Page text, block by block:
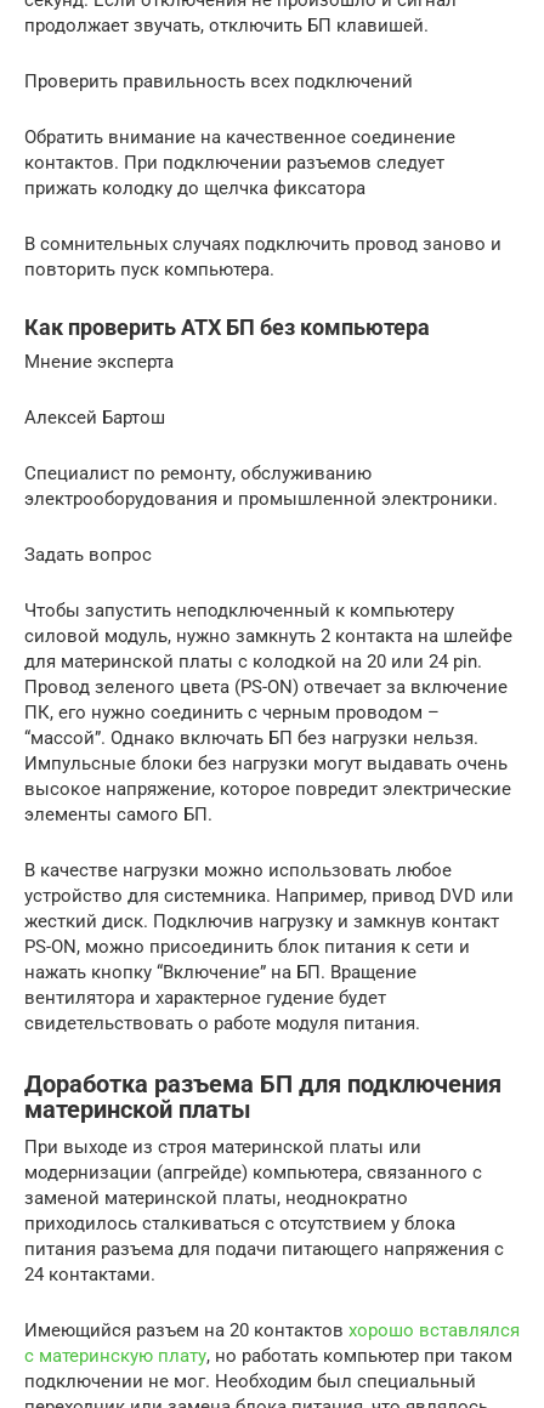
продолжает звучать, отключить БП клавишей.
Проверить правильность всех подключений
Обратить внимание на качественное соединение
контактов. При подключении разъемов следует
прижать колодку до щелчка фиксатора
В сомнительных случаях подключить провод заново и
повторить пуск компьютера.
Как проверить ATX БП без компьютера
Мнение эксперта
Алексей Бартош
Специалист по ремонту, обслуживанию
электрооборудования и промышленной электроники.
Задать вопрос
Чтобы запустить неподключенный к компьютеру
силовой модуль, нужно замкнуть 2 контакта на шлейфе
для материнской платы с колодкой на 20 или 24 pin.
Провод зеленого цвета (PS-ON) отвечает за включение
ПК, его нужно соединить с черным проводом –
“массой”. Однако включать БП без нагрузки нельзя.
Импульсные блоки без нагрузки могут выдавать очень
высокое напряжение, которое повредит электрические
элементы самого БП.
В качестве нагрузки можно использовать любое
устройство для системника. Например, привод DVD или
жесткий диск. Подключив нагрузку и замкнув контакт
PS-ON, можно присоединить блок питания к сети и
нажать кнопку “Включение” на БП. Вращение
вентилятора и характерное гудение будет
свидетельствовать о работе модуля питания.
Доработка разъема БП для подключения
материнской платы
При выходе из строя материнской платы или
модернизации (апгрейде) компьютера, связанного с
заменой материнской платы, неоднократно
приходилось сталкиваться с отсутствием у блока
питания разъема для подачи питающего напряжения с
24 контактами.
Имеющийся разъем на 20 контактов хорошо вставлялся
с материнскую плату, но работать компьютер при таком
подключении не мог. Необходим был специальный